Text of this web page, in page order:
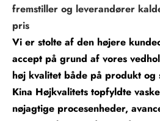
fremstiller og leverandører
pris
Vi er stolte af den højere
accept på grund af vores
høj kvalitet både på produkt og
Kina Højkvalitets topfyldte
nøjagtige procesenheder,